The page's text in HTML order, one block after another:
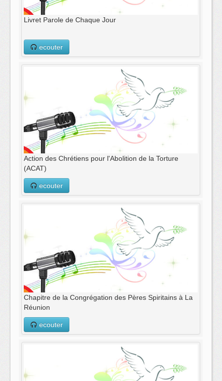
Livret Parole de Chaque Jour
ecouter
Action des Chrétiens pour l'Abolition de la Torture
(ACAT)
ecouter
Chapitre de la Congrégation des Pères Spiritains à La
Réunion
ecouter